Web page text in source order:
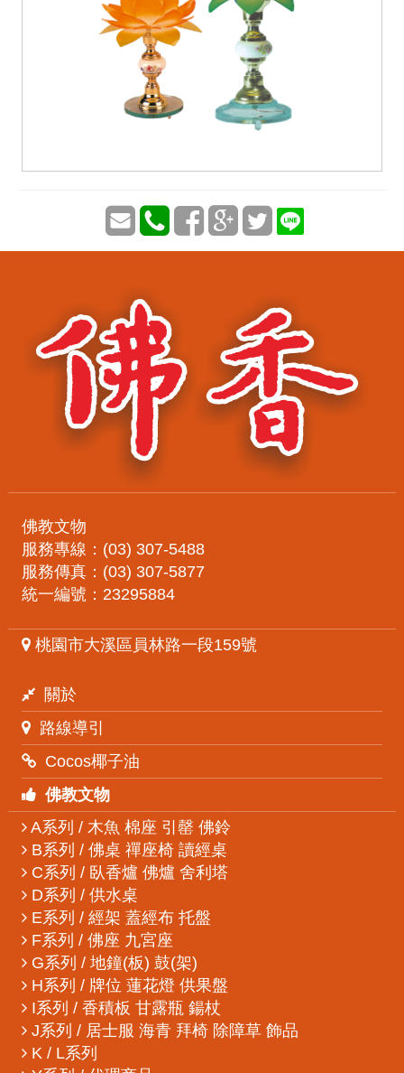
佛教文物
服務專線：(03) 307-5488
服務傳真：(03) 307-5877
統一編號：23295884
桃園市大溪區員林路一段159號
關於
路線導引
Cocos椰子油
佛教文物
A系列 / 木魚 棉座 引罄 佛鈴
B系列 / 佛桌 禪座椅 讀經桌
C系列 / 臥香爐 佛爐 舍利塔
D系列 / 供水桌
E系列 / 經架 蓋經布 托盤
F系列 / 佛座 九宮座
G系列 / 地鐘(板) 鼓(架)
H系列 / 牌位 蓮花燈 供果盤
I系列 / 香積板 甘露瓶 鍚杖
J系列 / 居士服 海青 拜椅 除障草 飾品
K / L系列